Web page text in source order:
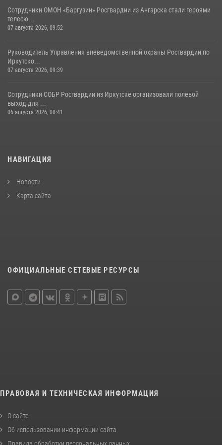
Сотрудники ОМОН «Баргузин» Росгвардии из Ангарска стали героями
телесю...
07 августа 2026, 09:52
Руководитель Управления вневедомственной охраны Росгвардии по
Иркутско...
07 августа 2026, 09:39
Сотрудники СОБР Росгвардии из Иркутске организовали полевой
выход для ...
06 августа 2026, 08:41
НАВИГАЦИЯ
Новости
Карта сайта
ОФИЦИАЛЬНЫЕ СЕТЕВЫЕ РЕСУРСЫ
ПРАВОВАЯ И ТЕХНИЧЕСКАЯ ИНФОРМАЦИЯ
О сайте
Об использовании информации сайта